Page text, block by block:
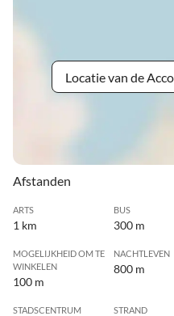
Locatie van de
Afstanden
ARTS
1 km
BUS
300 m
MOGELIJKHEID OM TE
WINKELEN
100 m
NACHTLEVEN
800 m
STADSCENTRUM STRAND